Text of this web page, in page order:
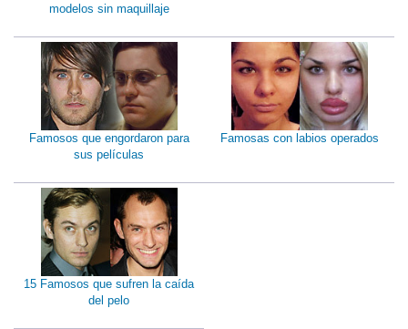
modelos sin maquillaje
Famosos que engordaron para
sus películas
Famosas con labios operados
15 Famosos que sufren la caída
del pelo